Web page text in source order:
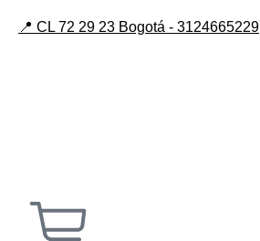
📍 CL 72 29 23 Bogotá - 3124665229